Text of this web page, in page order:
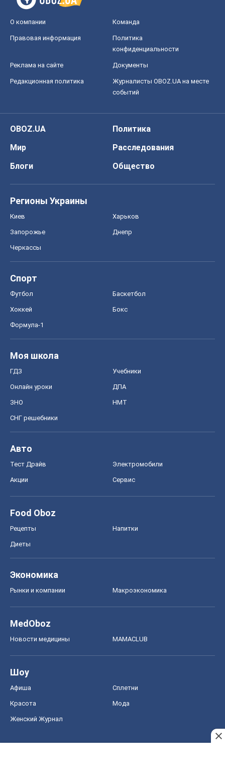
О компании Команда
Правовая информация
Политика
конфиденциальности
Реклама на сайте Документы
Редакционная политика
Журналисты OBOZ.UA на месте
событий
OBOZ.UA
Политика
Мир
Расследования
Блоги
Общество
Регионы Украины
Киев Харьков
Запорожье Днепр
Черкассы
Спорт
Футбол Баскетбол
Хоккей Бокс
Формула-1
Моя школа
ГДЗ Учебники
Онлайн уроки ДПА
ЗНО НМТ
СНГ решебники
Авто
Тест Драйв Электромобили
Акции Сервис
Food Oboz
Рецепты Напитки
Диеты
Экономика
Рынки и компании Mакроэкономика
MedOboz
Новости медицины MAMACLUB
Шоу
Афиша Сплетни
Красота Мода
Женский Журнал